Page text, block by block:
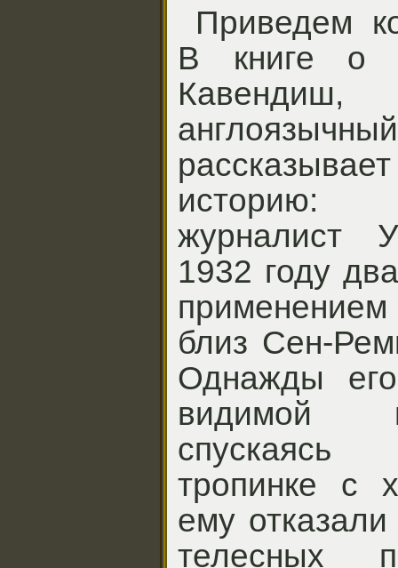
Приведем
В книге о
историю:
журналист
1932 году
близ Сен-
Однажды
видимой
тропинке с
ему отказали
телесных